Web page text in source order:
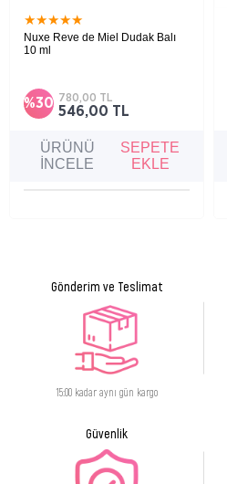
★★★★★
Nuxe Reve de Miel Dudak Balı
10 ml
zengin dokulu dudak balmıdır.
%30
546,00 TL
780,00 TL
ÜRÜNÜ
İNCELE
SEPETE
EKLE
Gönderim ve Teslimat
15:00 kadar aynı gün kargo
Güvenlik